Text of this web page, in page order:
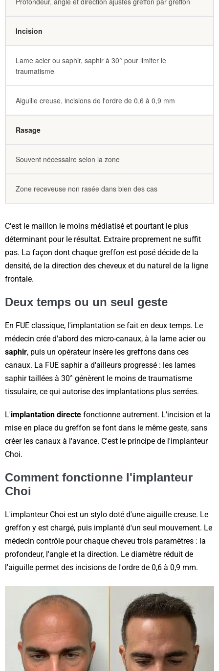
Incision
Lame acier ou saphir, saphir à 30° pour limiter le
traumatisme
Aiguille creuse, incisions de l'ordre de 0,6 à 0,9 mm
Rasage
Souvent nécessaire selon la zone
Zone receveuse non rasée dans bien des cas
C'est le maillon le moins médiatisé et pourtant le plus
déterminant pour le résultat. Extraire proprement ne suffit
pas. La façon dont chaque greffon est posé décide de la
densité, de la direction des cheveux et du naturel de la ligne
frontale.
Deux temps ou un seul geste
En FUE classique, l'implantation se fait en deux temps. Le
médecin crée d'abord des micro-canaux, à la lame acier ou
saphir, puis un opérateur insère les greffons dans ces
canaux. La FUE saphir a d'ailleurs progressé : les lames
saphir taillées à 30° génèrent le moins de traumatisme
tissulaire, ce qui autorise des implantations plus serrées.
L'implantation directe fonctionne autrement. L'incision et la
mise en place du greffon se font dans le même geste, sans
créer les canaux à l'avance. C'est le principe de l'implanteur
Choi.
Comment fonctionne l'implanteur
Choi
L'implanteur Choi est un stylo doté d'une aiguille creuse. Le
greffon y est chargé, puis implanté d'un seul mouvement. Le
médecin contrôle pour chaque cheveu trois paramètres : la
profondeur, l'angle et la direction. Le diamètre réduit de
l'aiguille permet des incisions de l'ordre de 0,6 à 0,9 mm.